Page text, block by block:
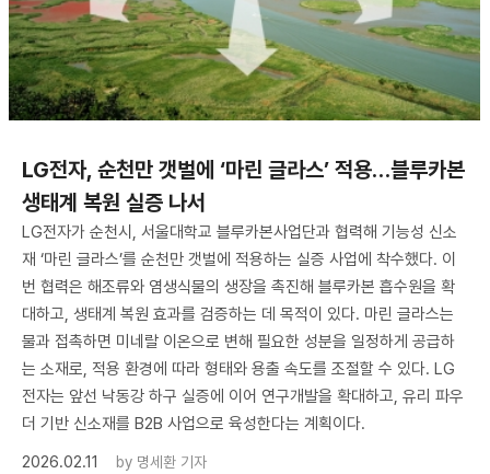
LG전자, 순천만 갯벌에 ‘마린 글라스’ 적용…블루카본
생태계 복원 실증 나서
LG전자가 순천시, 서울대학교 블루카본사업단과 협력해 기능성 신소
재 ‘마린 글라스’를 순천만 갯벌에 적용하는 실증 사업에 착수했다. 이
번 협력은 해조류와 염생식물의 생장을 촉진해 블루카본 흡수원을 확
대하고, 생태계 복원 효과를 검증하는 데 목적이 있다. 마린 글라스는
물과 접촉하면 미네랄 이온으로 변해 필요한 성분을 일정하게 공급하
는 소재로, 적용 환경에 따라 형태와 용출 속도를 조절할 수 있다. LG
전자는 앞선 낙동강 하구 실증에 이어 연구개발을 확대하고, 유리 파우
더 기반 신소재를 B2B 사업으로 육성한다는 계획이다.
2026.02.11
by 명세환 기자